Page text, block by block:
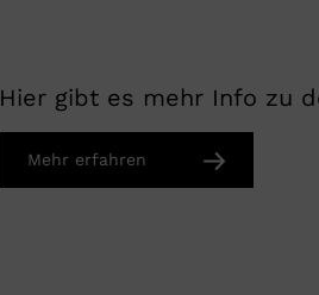
Hier gibt es mehr Info zu
Mehr erfahren